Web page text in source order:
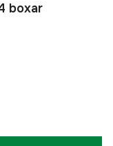
boxar